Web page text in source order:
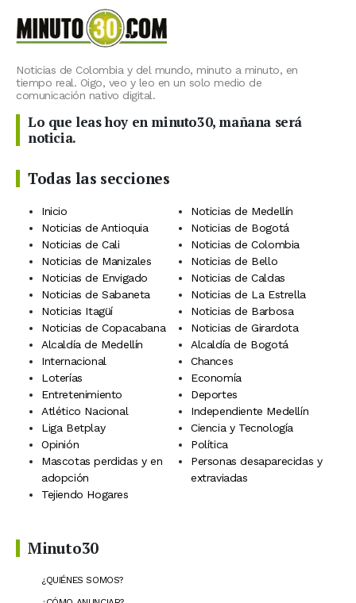
Noticias de Colombia y del mundo, minuto a minuto, en
tiempo real. Oigo, veo y leo en un solo medio de
comunicación nativo digital.
Lo que leas hoy en minuto30, mañana será
noticia.
Todas las secciones
Inicio
Noticias de Medellín
Noticias de Antioquia
Noticias de Bogotá
Noticias de Cali
Noticias de Colombia
Noticias de Manizales
Noticias de Bello
Noticias de Envigado
Noticias de Caldas
Noticias de Sabaneta
Noticias de La Estrella
Noticias Itagüí
Noticias de Barbosa
Noticias de Copacabana
Noticias de Girardota
Alcaldía de Medellín
Alcaldía de Bogotá
Internacional
Chances
Loterías
Economía
Entretenimiento
Deportes
Atlético Nacional
Independiente Medellín
Liga Betplay
Ciencia y Tecnología
Opinión
Política
Mascotas perdidas y en
adopción
Personas desaparecidas y
extraviadas
Tejiendo Hogares
Minuto30
¿QUIÉNES SOMOS?